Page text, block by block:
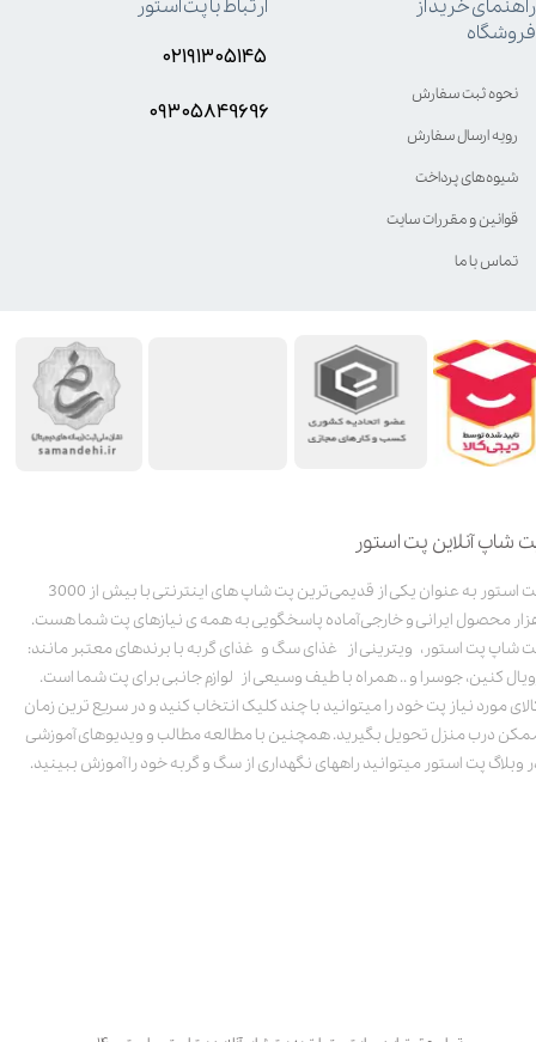
شاپ آنلاین پت استور
پت استور به عنوان یکی از قدیمی‌ترین پت شاپ های اینترنتی با بیش از 3000
محصول ایرانی و خارجی آماده پاسخگویی به همه ی نیازهای پت شما هست.
شاپ پت استور، ویترینی از غذای سگ و غذای گربه با برندهای معتبر مانند:
کنین، جوسرا و .. همراه با طیف وسیعی از لوازم جانبی برای پت شما است.
مورد نیاز پت خود را میتوانید با چند کلیک انتخاب کنید و در سریع ترین زمان
درب منزل تحویل بگیرید. همچنین با مطالعه مطالب و ویدیوهای آموزشی
وبلاگ پت استور میتوانید راههای نگهداری از سگ و گربه خود را آموزش ببینید.
راهنمای خرید از
فروشگاه
نحوه ثبت سفارش
رویه ارسال سفارش
شیوه‌های پرداخت
قوانین و مقررات سایت
تماس با ما
ارتباط با پت استور
۰۲۱۹۱۳۰۵۱۴۵
۰۹۳۰۵8۴9696